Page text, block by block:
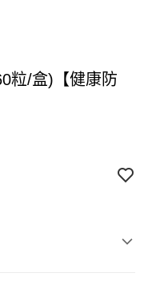
粒/盒)【健康防